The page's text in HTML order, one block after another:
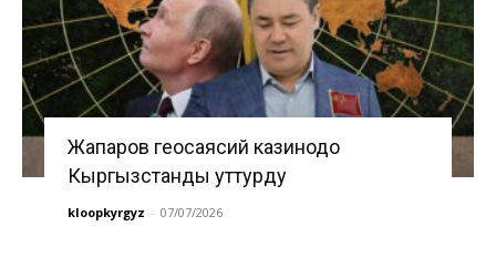
Жапаров геосаясий казинодо
Кыргызстанды уттурду
kloopkyrgyz - 07/07/2026